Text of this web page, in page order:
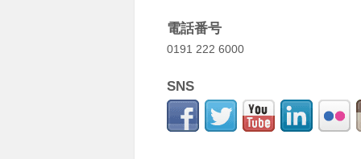
電話番号
0191 222 6000
SNS